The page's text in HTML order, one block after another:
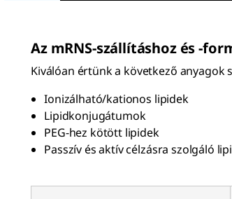
Az mRNS-szállításhoz és -
Kiválóan értünk a következő anyagok
Ionizálható/kationos lipidek
Lipidkonjugátumok
PEG-hez kötött lipidek
Passzív és aktív célzásra szolgáló